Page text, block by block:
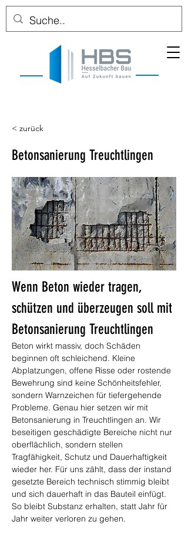
< zurück
Betonsanierung Treuchtlingen
Wenn Beton wieder tragen,
schützen und überzeugen soll mit
Betonsanierung Treuchtlingen
Beton wirkt massiv, doch Schäden
beginnen oft schleichend. Kleine
Abplatzungen, offene Risse oder rostende
Bewehrung sind keine Schönheitsfehler,
sondern Warnzeichen für tiefergehende
Probleme. Genau hier setzen wir mit
Betonsanierung in Treuchtlingen an. Wir
beseitigen geschädigte Bereiche nicht nur
oberflächlich, sondern stellen
Tragfähigkeit, Schutz und Dauerhaftigkeit
wieder her. Für uns zählt, dass der instand
gesetzte Bereich technisch stimmig bleibt
und sich dauerhaft in das Bauteil einfügt.
So bleibt Substanz erhalten, statt Jahr für
Jahr weiter verloren zu gehen.